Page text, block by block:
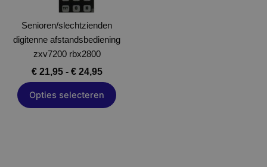
Senioren/slechtzienden
digitenne afstandsbediening
zxv7200 rbx2800
€21,95 - €24,95
Opties selecteren
gekozen
worden
op
de
productpagina